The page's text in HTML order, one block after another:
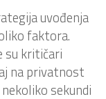
uvođenja
faktora.
su kritičari
na privatnost
sekundi